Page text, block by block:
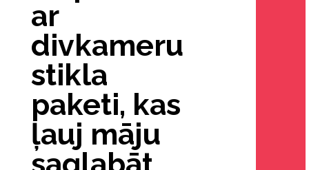
ar
divkameru
stikla
paketi, kas
ļauj māju